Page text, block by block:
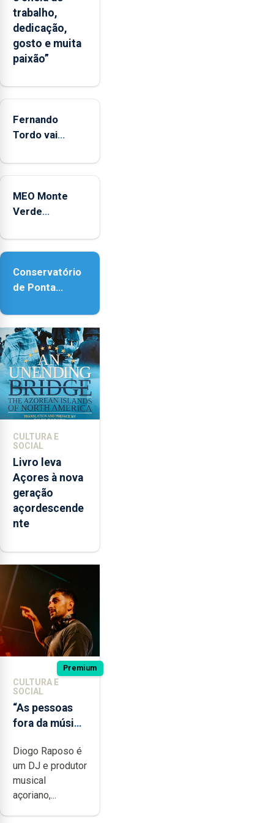
significativo”
da
CPUE
entre
2022
trabalho,
dedicação,
gosto e muita
paixão”
Fernando
Tordo vai
anos de
Coliseu
Micaelense
MEO Monte
Verde
reforço da
Conservatório
de Ponta
contar com
novos
instrumentos
CULTURA E
SOCIAL
Livro leva
Açores à nova
geração
açordescende
nte
Premium
CULTURA E
SOCIAL
“As pessoas
fora da música
noção do quão
difícil é
produzir uma
música”
Diogo Raposo é
um DJ e produtor
musical
açoriano,...